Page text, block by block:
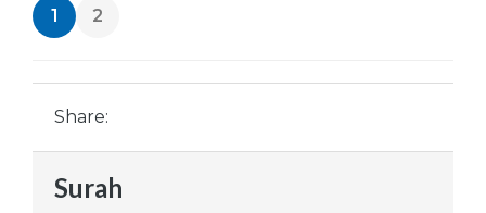
1 2
Share:
Surah